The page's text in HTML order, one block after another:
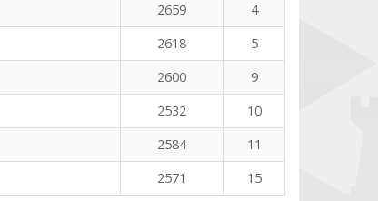
2659
4
2618
5
2600
9
2532
10
2584
11
2571 15